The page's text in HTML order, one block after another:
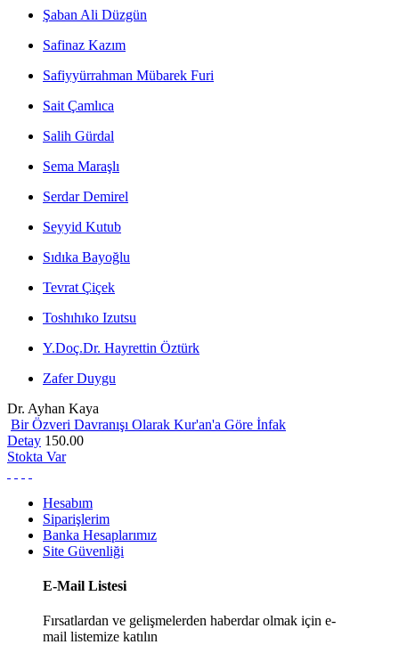
Şaban Ali Düzgün
Safinaz Kazım
Safiyyürrahman Mübarek Furi
Sait Çamlıca
Salih Gürdal
Sema Maraşlı
Serdar Demirel
Seyyid Kutub
Sıdıka Bayoğlu
Tevrat Çiçek
Toshıhıko Izutsu
Y.Doç.Dr. Hayrettin Öztürk
Zafer Duygu
Dr. Ayhan Kaya
Bir Özveri Davranışı Olarak Kur'an'a Göre İnfak
Detay 150.00
Stokta Var
Hesabım
Siparişlerim
Banka Hesaplarımız
Site Güvenliği
E-Mail Listesi
Fırsatlardan ve gelişmelerden haberdar olmak için e-
mail listemize katılın